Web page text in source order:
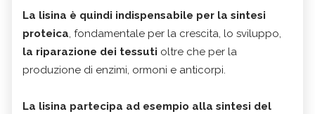
La lisina è quindi indispensabile per la sintesi
proteica, fondamentale per la crescita, lo sviluppo,
la riparazione dei tessuti oltre che per la
produzione di enzimi, ormoni e anticorpi.
La lisina partecipa ad esempio alla sintesi del